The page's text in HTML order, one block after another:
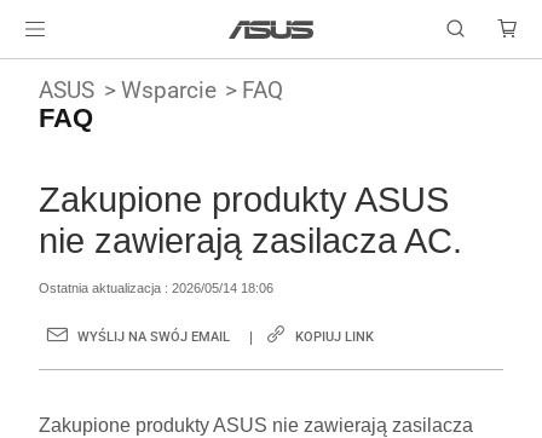
ASUS Wsparcie FAQ
FAQ
Zakupione produkty ASUS
nie zawierają zasilacza AC.
Ostatnia aktualizacja : 2026/05/14 18:06
WYŚLIJ NA SWÓJ EMAIL KOPIUJ LINK
Zakupione produkty ASUS nie zawierają zasilacza